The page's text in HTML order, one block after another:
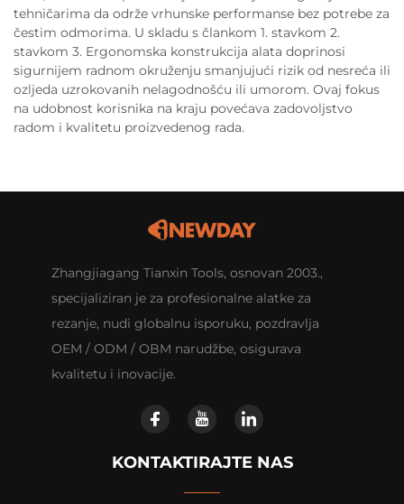
tehničarima da održe vrhunske performanse bez potrebe za
čestim odmorima. U skladu s člankom 1. stavkom 2.
stavkom 3. Ergonomska konstrukcija alata doprinosi
sigurnijem radnom okruženju smanjujući rizik od nesreća ili
ozljeda uzrokovanih nelagodnošću ili umorom. Ovaj fokus
na udobnost korisnika na kraju povećava zadovoljstvo
radom i kvalitetu proizvedenog rada.
Zhangjiagang Tianxin Tools, osnovan 2003.,
specijaliziran je za profesionalne alatke za
rezanje, nudi globalnu isporuku, pozdravlja
OEM / ODM / OBM narudžbe, osigurava
kvalitetu i inovacije.
KONTAKTIRAJTE NAS